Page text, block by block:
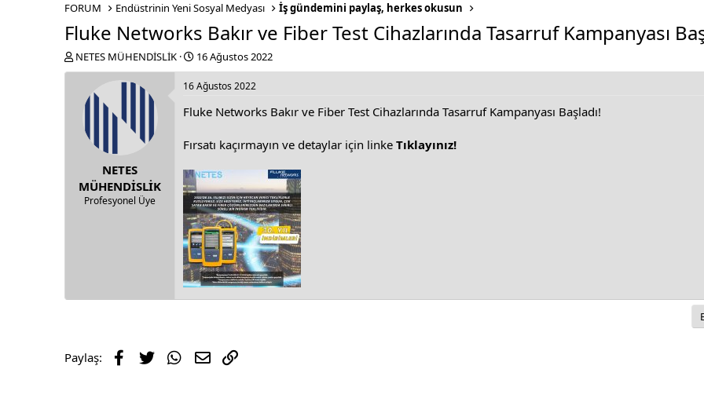
FORUM Endüstrinin Yeni Sosyal Medyası İş gündemini paylaş, herkes okusun
Fluke Networks Bakır ve Fiber Test Cihazlarında Tasarruf Kampanyası
T
h
NETES MÜHENDİSLİK
S
t
a
t
a
e
16 Ağustos 2022
NETES
MÜHENDİSLİK
Profesyonel Üye
16 Ağustos 2022
Fluke Networks Bakır ve Fiber Test Cihazlarında Tasarruf Kampanyası Başladı!
Fırsatı kaçırmayın ve detaylar için linke Tıklayınız!
Paylaş: Facebook
Twitter WhatsApp
E-posta